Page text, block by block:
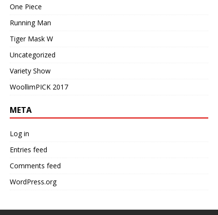
One Piece
Running Man
Tiger Mask W
Uncategorized
Variety Show
WoollimPICK 2017
META
Log in
Entries feed
Comments feed
WordPress.org